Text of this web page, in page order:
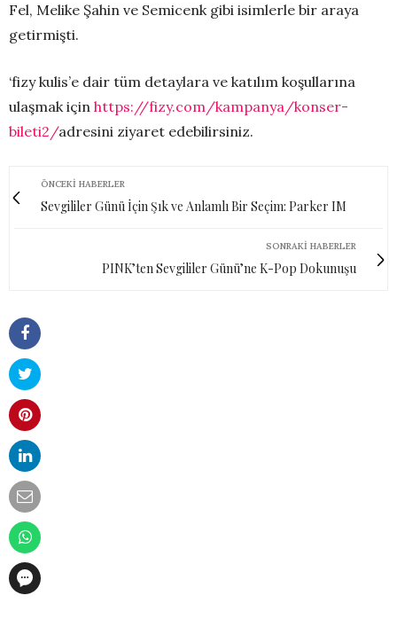
Fel, Melike Şahin ve Semicenk gibi isimlerle bir araya
getirmişti.
‘fizy kulis’e dair tüm detaylara ve katılım koşullarına
ulaşmak için https://fizy.com/kampanya/konser-
bileti2/adresini ziyaret edebilirsiniz.
ÖNCEKI HABERLER
Sevgililer Günü İçin Şık ve Anlamlı Bir Seçim: Parker IM
SONRAKI HABERLER
PINK’ten Sevgililer Günü’ne K-Pop Dokunuşu